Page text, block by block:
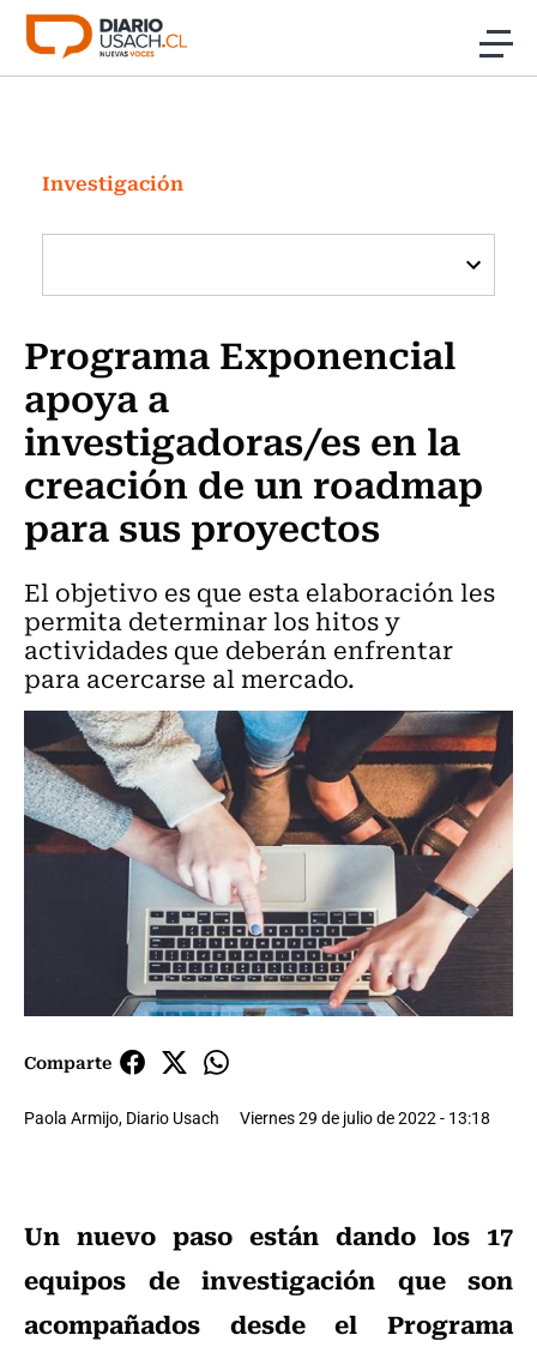
Click acá para ir directamente al contenido
Investigación
Cultura
Programas Radio y TV Usach
Investigación
Programa Exponencial
apoya a
investigadoras/es en la
creación de un roadmap
para sus proyectos
El objetivo es que esta elaboración les
permita determinar los hitos y
actividades que deberán enfrentar
para acercarse al mercado.
Comparte
Paola Armijo, Diario Usach Viernes 29 de julio de 2022 - 13:18
Un nuevo paso están dando los 17
equipos de investigación que son
acompañados desde el Programa